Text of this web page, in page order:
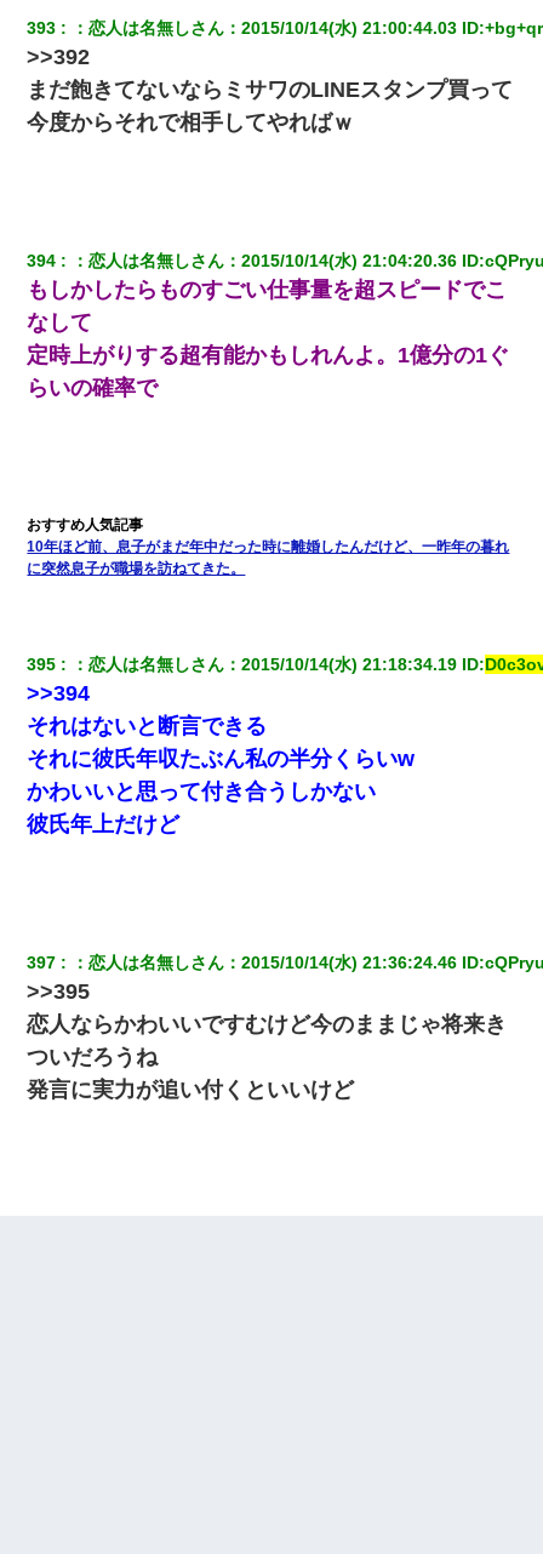
別れた。その元彼が交通事故で重体になっているらしく…
彼女(37)の情欲がえげつない件ｗｗｗｗｗｗｗ
兄の新しい嫁がやらかしすぎて辛い。当たり前のように実家や姪
の幼稚園に来る
上司「何なの、この書類！！」私「あの‥」上司「今は私が話し
てるの！」私「ですから」上司「黙って聞きなさい！」私「それ
送ったんだが→
【驚愕】私「今まで育てた分のお金返してね(冗談)」息子「はい、
私は家が貧しくて、手に職をつけようと看護師になった。だけど
卒業を控えた年の1月末、車にひかれて看護師になれなくなった。
子供の頃、母の弟にイタズラされてて中学に入ってから関係を持
ってしまった。拒絶したら「全部バラしてやる」と脅迫されたの
で両親に全部話した。
るなんてどういう神経してるの？離婚届を記入して持って来い」
→笑いが止まらなくなり・・・
義兄嫁「娘が大学に入ったら下宿させて」私「しつこい、学校斡
旋のアパートに行け」→ 旦那が義兄に通報したら「志望校を変え
ろ！」とキレて・・・
393 ：恋人は名無しさん ：2015/10/14(水) 21:00:44.03 ID:
>>392
まだ飽きてないならミサワのLINEスタンプ買って
今度からそれで相手してやればｗ
394 ：恋人は名無しさん ：2015/10/14(水) 21:04:20.36 ID:
もしかしたらものすごい仕事量を超スピードでこ
なして
定時上がりする超有能かもしれんよ。1億分の1ぐ
らいの確率で
10年ほど前、息子がまだ年中だった時に離婚したんだけど、一昨年の暮れ
に突然息子が職場を訪ねてきた。
395 ：恋人は名無しさん ：2015/10/14(水) 21:18:34.19 ID:
>>394
それはないと断言できる
それに彼氏年収たぶん私の半分くらいw
かわいいと思って付き合うしかない
彼氏年上だけど
397 ：恋人は名無しさん ：2015/10/14(水) 21:36:24.46 ID:
>>395
恋人ならかわいいですむけど今のままじゃ将来き
ついだろうね
発言に実力が追い付くといいけど